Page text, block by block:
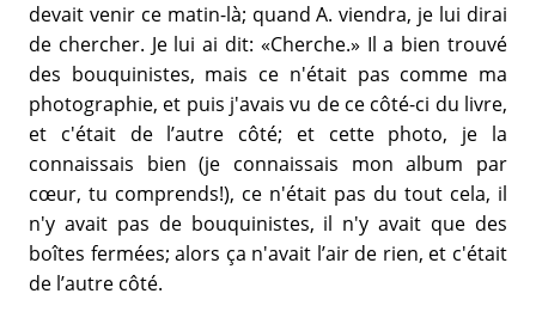
devait venir ce matin-là; quand A. viendra, je lui dirai
de chercher. Je lui ai dit: «Cherche.» Il a bien trouvé
des bouquinistes, mais ce n'était pas comme ma
photographie, et puis j'avais vu de ce côté-ci du livre,
et c'était de l’autre côté; et cette photo, je la
connaissais bien (je connaissais mon album par
cœur, tu comprends!), ce n'était pas du tout cela, il
n'y avait pas de bouquinistes, il n'y avait que des
boîtes fermées; alors ça n'avait l’air de rien, et c'était
de l’autre côté.